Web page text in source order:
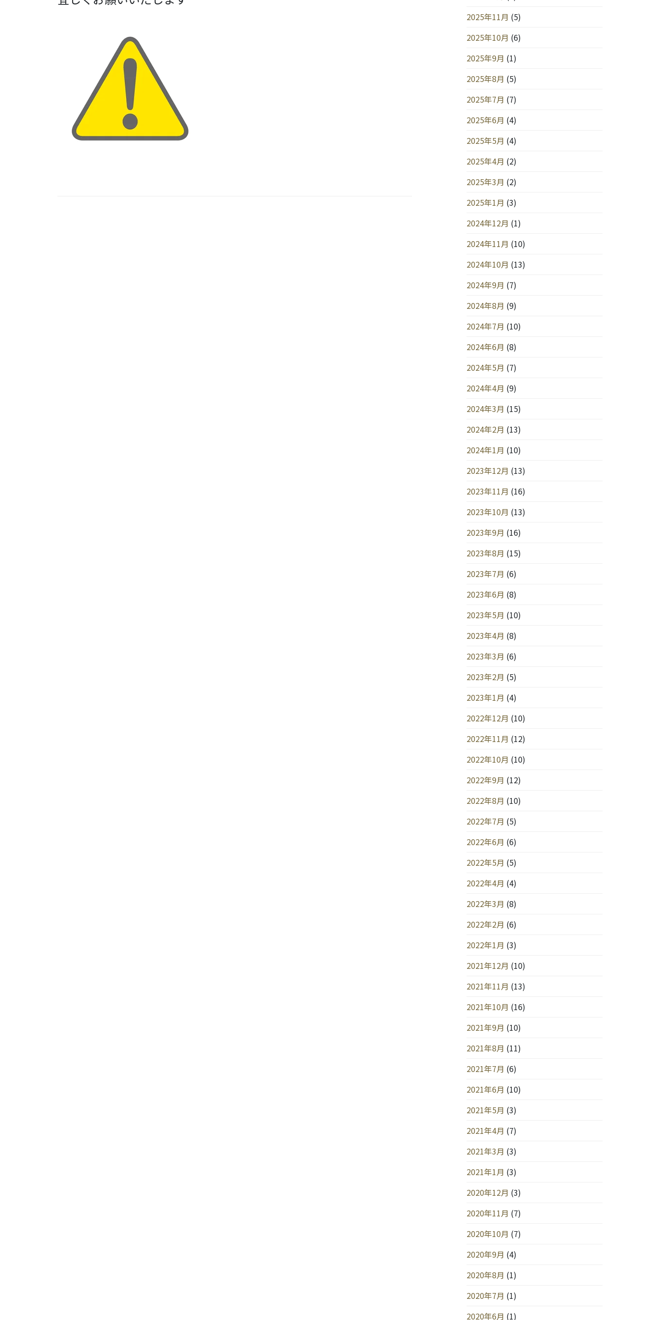
2025年11月 (5)
2025年10月 (6)
2025年9月 (1)
2025年8月 (5)
2025年7月 (7)
2025年6月 (4)
2025年5月 (4)
2025年4月 (2)
2025年3月 (2)
2025年1月 (3)
2024年12月 (1)
2024年11月 (10)
2024年10月 (13)
2024年9月 (7)
2024年8月 (9)
2024年7月 (10)
2024年6月 (8)
2024年5月 (7)
2024年4月 (9)
2024年3月 (15)
2024年2月 (13)
2024年1月 (10)
2023年12月 (13)
2023年11月 (16)
2023年10月 (13)
2023年9月 (16)
2023年8月 (15)
2023年7月 (6)
2023年6月 (8)
2023年5月 (10)
2023年4月 (8)
2023年3月 (6)
2023年2月 (5)
2023年1月 (4)
2022年12月 (10)
2022年11月 (12)
2022年10月 (10)
2022年9月 (12)
2022年8月 (10)
2022年7月 (5)
2022年6月 (6)
2022年5月 (5)
2022年4月 (4)
2022年3月 (8)
2022年2月 (6)
2022年1月 (3)
2021年12月 (10)
2021年11月 (13)
2021年10月 (16)
2021年9月 (10)
2021年8月 (11)
2021年7月 (6)
2021年6月 (10)
2021年5月 (3)
2021年4月 (7)
2021年3月 (3)
2021年1月 (3)
2020年12月 (3)
2020年11月 (7)
2020年10月 (7)
2020年9月 (4)
2020年8月 (1)
2020年7月 (1)
2020年6月 (1)